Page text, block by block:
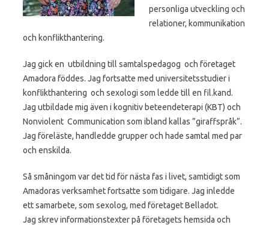
personliga utveckling och
relationer, kommunikation
och konflikthantering.
Jag gick en utbildning till samtalspedagog och företaget
Amadora föddes. Jag fortsatte med universitetsstudier i
konflikthantering och sexologi som ledde till en fil.kand.
Jag utbildade mig även i kognitiv beteendeterapi (KBT) och
Nonviolent Communication som ibland kallas ”giraffspråk”.
Jag föreläste, handledde grupper och hade samtal med par
och enskilda.
Så småningom var det tid för nästa fas i livet, samtidigt som
Amadoras verksamhet fortsatte som tidigare. Jag inledde
ett samarbete, som sexolog, med företaget Belladot.
Jag skrev informationstexter på företagets hemsida och